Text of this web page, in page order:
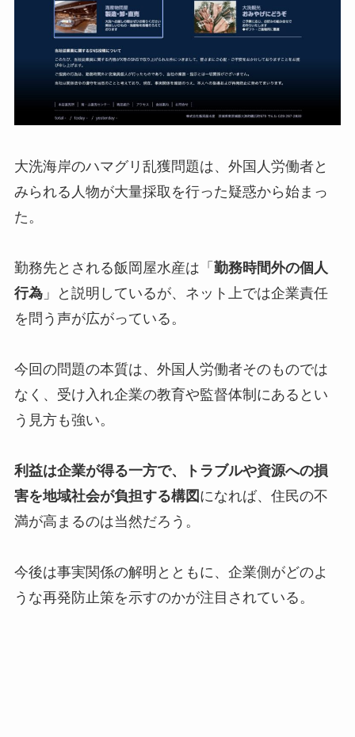
大洗海岸のハマグリ乱獲問題は、外国人労働者と
みられる人物が大量採取を行った疑惑から始まっ
た。
勤務先とされる飯岡屋水産は「 勤務時間外の個人
行為」と説明しているが、ネット上では企業責任
を問う声が広がっている。
今回の問題の本質は、外国人労働者そのものでは
なく、受け入れ企業の教育や監督体制にあるとい
う見方も強い。
利益は企業が得る一方で、トラブルや資源への損
害を地域社会が負担する構図 になれば、住民の不
満が高まるのは当然だろう。
今後は事実関係の解明とともに、企業側がどのよ
うな再発防止策を示すのかが注目されている。